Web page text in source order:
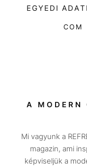
EGYEDI
COM
A MODERN
Mi vagyunk a
magazin, ami
képviseljük a